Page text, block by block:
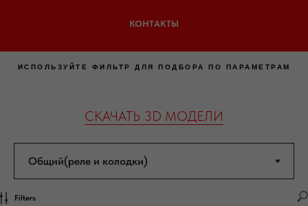
КОНТАКТЫ
ИСПОЛЬЗУЙТЕ ФИЛЬТР ДЛЯ ПОДБОРА ПО ПАРАМЕТРАМ
СКАЧАТЬ 3D МОДЕЛИ
Filters